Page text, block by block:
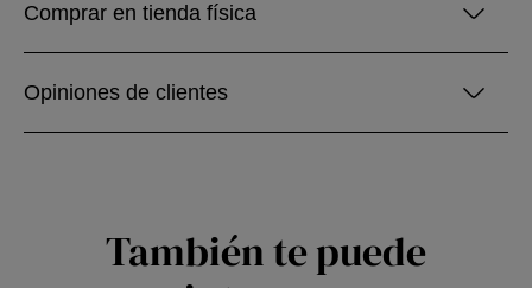
Comprar en tienda física
Opiniones de clientes
También te puede